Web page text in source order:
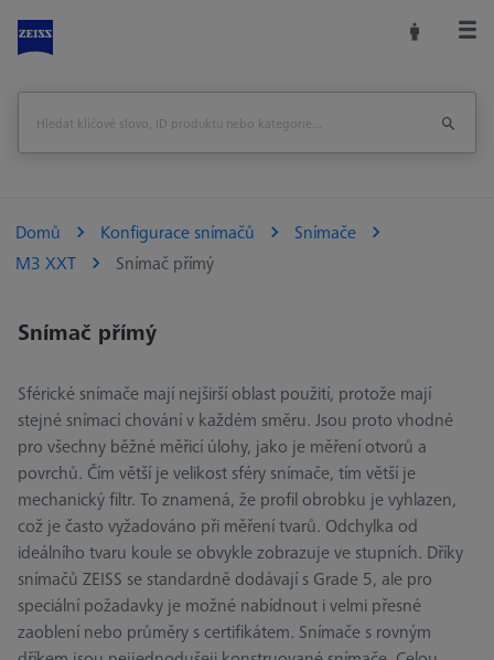
Domů Konfigurace snímačů
Snímače
M3 XXT
Snímač přímý
Snímač přímý
Sférické snímače mají nejširší oblast použití, protože mají
stejné snímací chování v každém směru. Jsou proto vhodné
pro všechny běžné měřicí úlohy, jako je měření otvorů a
povrchů. Čím větší je velikost sféry snímače, tím větší je
mechanický filtr. To znamená, že profil obrobku je vyhlazen,
což je často vyžadováno při měření tvarů. Odchylka od
ideálního tvaru koule se obvykle zobrazuje ve stupních. Dříky
snímačů ZEISS se standardně dodávají s Grade 5, ale pro
speciální požadavky je možné nabídnout i velmi přesné
zaoblení nebo průměry s certifikátem. Snímače s rovným